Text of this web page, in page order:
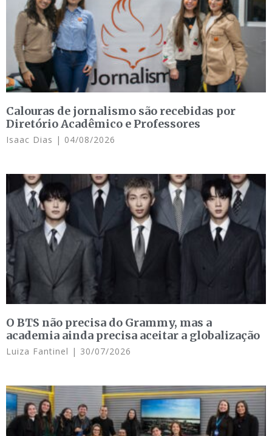
Calouras de jornalismo são recebidas por
Diretório Acadêmico e Professores
Isaac Dias 04/08/2026
O BTS não precisa do Grammy, mas a
academia ainda precisa aceitar a globalização
Luiza Fantinel 30/07/2026